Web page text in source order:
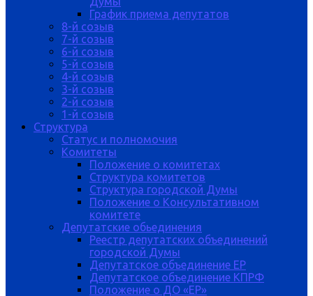
График приема депутатов
8-й созыв
7-й созыв
6-й созыв
5-й созыв
4-й созыв
3-й созыв
2-й созыв
1-й созыв
Структура
Статус и полномочия
Комитеты
Положение о комитетах
Структура комитетов
Структура городской Думы
Положение о Консультативном
комитете
Депутатские обьединения
Реестр депутатских объединений
городской Думы
Депутатское объединение ЕР
Депутатское объединение КПРФ
Положение о ДО «ЕР»